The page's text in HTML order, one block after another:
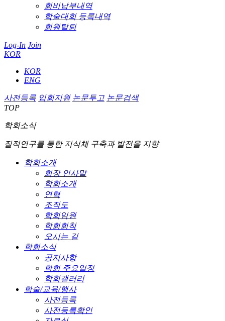
회비납부내역
학술대회 등록내역
회원탈퇴
Log-In Join
KOR
KOR
ENG
사전등록 입회지원 논문투고 논문검색
TOP
학회소식
질적연구를 통한 지식체 구축과 발전을 지향
학회소개
회장 인사말
학회소개
연혁
조직도
학회임원
학회회칙
오시는 길
학회소식
공지사항
학회 주요일정
학회갤러리
학술/교육/행사
사전등록
사전등록확인